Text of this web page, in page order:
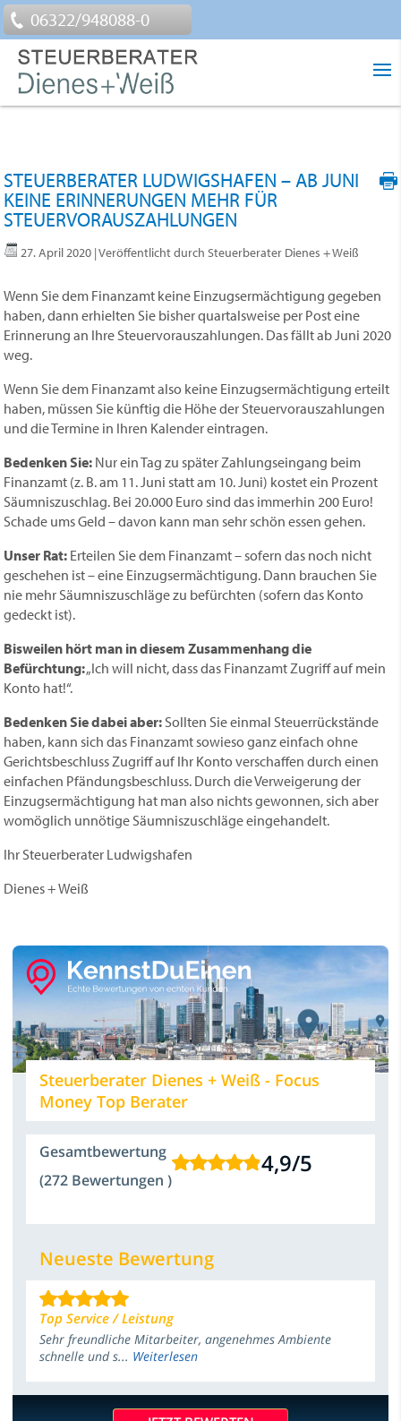
06322/948088-0
STEUERBERATER LUDWIGSHAFEN – AB JUNI
KEINE ERINNERUNGEN MEHR FÜR
STEUERVORAUSZAHLUNGEN
27. April 2020 | Veröffentlicht durch Steuerberater Dienes + Weiß
Wenn Sie dem Finanzamt keine Einzugsermächtigung gegeben
haben, dann erhielten Sie bisher quartalsweise per Post eine
Erinnerung an Ihre Steuervorauszahlungen. Das fällt ab Juni 2020
weg.
Wenn Sie dem Finanzamt also keine Einzugsermächtigung erteilt
haben, müssen Sie künftig die Höhe der Steuervorauszahlungen
und die Termine in Ihren Kalender eintragen.
Bedenken Sie: Nur ein Tag zu später Zahlungseingang beim
Finanzamt (z. B. am 11. Juni statt am 10. Juni) kostet ein Prozent
Säumniszuschlag. Bei 20.000 Euro sind das immerhin 200 Euro!
Schade ums Geld – davon kann man sehr schön essen gehen.
Unser Rat: Erteilen Sie dem Finanzamt – sofern das noch nicht
geschehen ist – eine Einzugsermächtigung. Dann brauchen Sie
nie mehr Säumniszuschläge zu befürchten (sofern das Konto
gedeckt ist).
Bisweilen hört man in diesem Zusammenhang die
Befürchtung:„Ich will nicht, dass das Finanzamt Zugriff auf mein
Konto hat!“.
Bedenken Sie dabei aber: Sollten Sie einmal Steuerrückstände
haben, kann sich das Finanzamt sowieso ganz einfach ohne
Gerichtsbeschluss Zugriff auf Ihr Konto verschaffen durch einen
einfachen Pfändungsbeschluss. Durch die Verweigerung der
Einzugsermächtigung hat man also nichts gewonnen, sich aber
womöglich unnötige Säumniszuschläge eingehandelt.
Ihr Steuerberater Ludwigshafen
Dienes + Weiß
Steuerberater Dienes + Weiß - Focus
Money Top Berater
Gesamtbewertung
(272 Bewertungen )
4,9/5
Neueste Bewertung
Top Service / Leistung
Sehr freundliche Mitarbeiter, angenehmes Ambiente
schnelle und s... Weiterlesen